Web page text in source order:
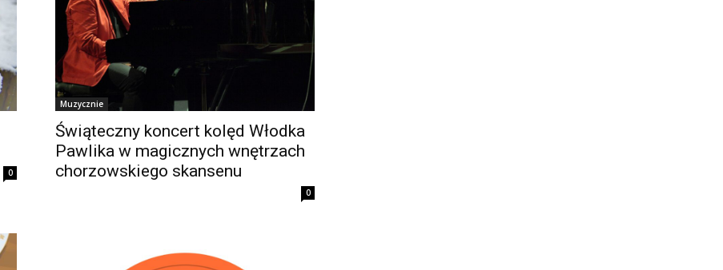
0
Muzycznie
Świąteczny koncert kolęd Włodka
Pawlika w magicznych wnętrzach
chorzowskiego skansenu
0